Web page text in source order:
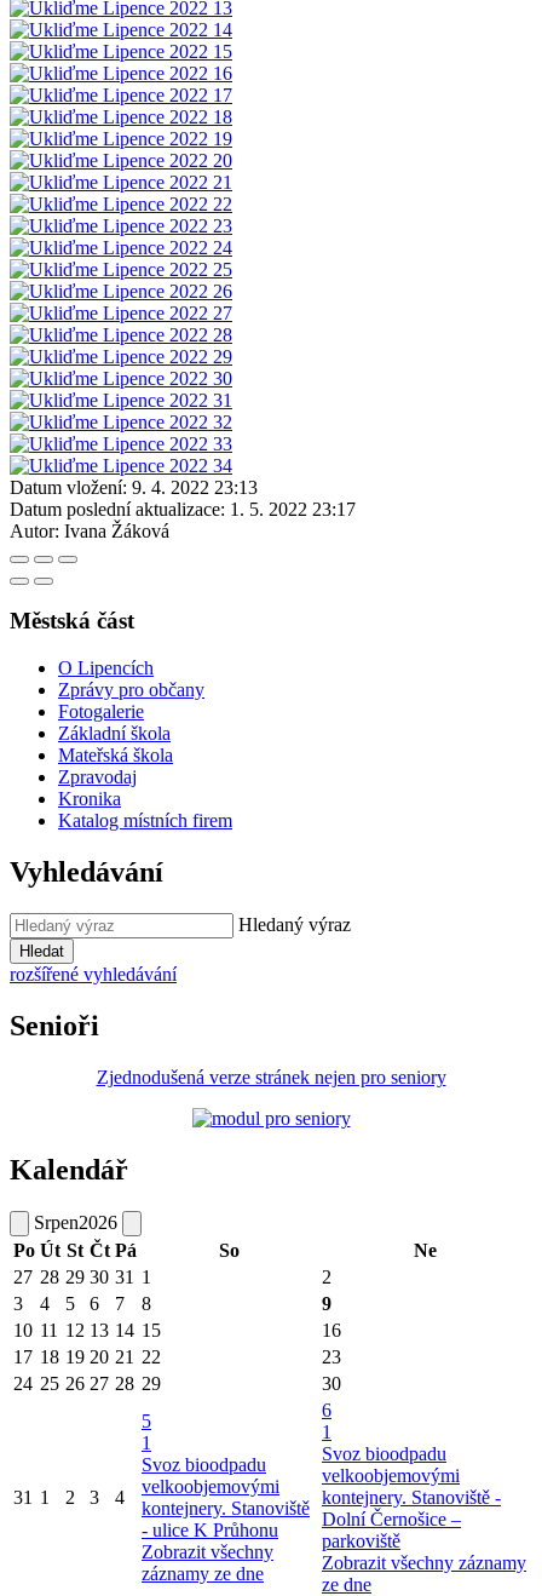
Datum vložení: 9. 4. 2022 23:13
Datum poslední aktualizace: 1. 5. 2022 23:17
Autor: Ivana Žáková
Městská část
O Lipencích
Zprávy pro občany
Fotogalerie
Základní škola
Mateřská škola
Zpravodaj
Kronika
Katalog místních firem
Vyhledávání
Hledaný výraz
Hledat
rozšířené vyhledávání
Senioři
Zjednodušená verze stránek nejen pro seniory
Kalendář
Srpen2026
Po Út St Čt Pá So
Ne
27 28 29 30 31 1
2
3
4 5 6 7 8
9
10 11 12 13 14 15
16
17 18 19 20 21 22
23
24 25 26 27 28 29 30
31 1 2 3 4
5
1
Svoz bioodpadu
velkoobjemovými
kontejnery. Stanoviště
- ulice K Průhonu
Zobrazit všechny
záznamy ze dne
6
1
Svoz bioodpadu
velkoobjemovými
kontejnery. Stanoviště -
Dolní Černošice –
parkoviště
Zobrazit všechny záznamy
ze dne